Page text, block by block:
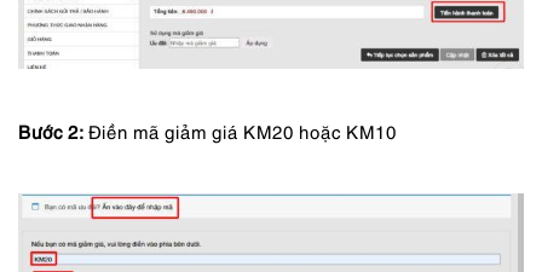
Bước 2: Điền mã giảm giá KM20 hoặc KM10